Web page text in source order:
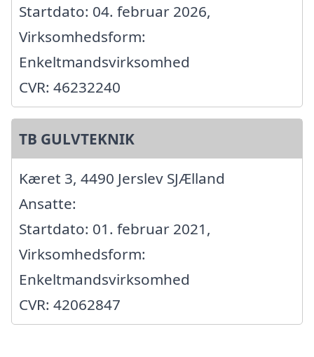
Startdato: 04. februar 2026,
Virksomhedsform:
Enkeltmandsvirksomhed
CVR: 46232240
TB GULVTEKNIK
Kæret 3, 4490 Jerslev SJÆlland
Ansatte:
Startdato: 01. februar 2021,
Virksomhedsform:
Enkeltmandsvirksomhed
CVR: 42062847